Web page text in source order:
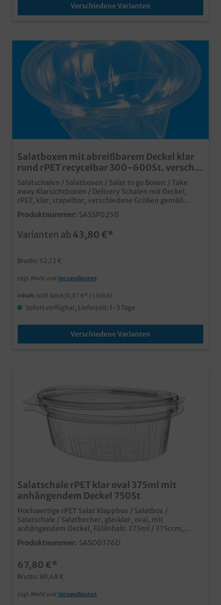
Verschiedene Varianten
Salatboxen mit abreißbarem Deckel klar
rund rPET recycelbar 300-600St. versch.
Größen
Salatschalen / Salatboxen / Salat to go Boxen / Take
away Klarsichtboxen / Delivery Schalen mit Deckel,
rPET, klar, stapelbar, verschiedene Größen gemäß
Auswahl250ml 600St. / 375ml 400St. / 500ml 500St. /
600ml 400St. / 750ml 300St. / 1000ml 400St.
und den Verkauf frischer Lebensmittel, Salate und
abreißbar ist moderne und innovative Form, dennoch
nur für den Salat to go oder die Frischetheke hergestellt
Produktnummer: SASSP0250
Varianten ab 43,80 €*
Brutto: 52,12 €
zzgl. MwSt und Versandkosten
Inhalt: 600 Stück (0,07 €* / 1 Stück)
Sofort verfügbar, Lieferzeit: 1-3 Tage
Verschiedene Varianten
Salatschale rPET klar oval 375ml mit
anhängendem Deckel 750St
Hochwertige rPET Salat Klappbox / Salatbox /
Salatschale / Salatbecher, glasklar, oval, mit
anhängendem Deckel, Füllinhalt: 375ml / 375ccm,
144x115x48mm, 750 Stück im KartonPraktische
Klarsicht Salatbox mit Deckel nachhaltig produziert aus
Sack wieder dem Recyclingprozess zugeführt werden
Ideal für die Salattheke und den Salat to go auch für
Gebäck, Fingerfood oder Snacks Hier kann Ihr Kunde
genau sehen was er bekommt Edel und fast glasklar,
der Hingucker in jeder Salatbar
Produktnummer: SASO0376D
67,80 €*
Brutto: 80,68 €
zzgl. MwSt und Versandkosten